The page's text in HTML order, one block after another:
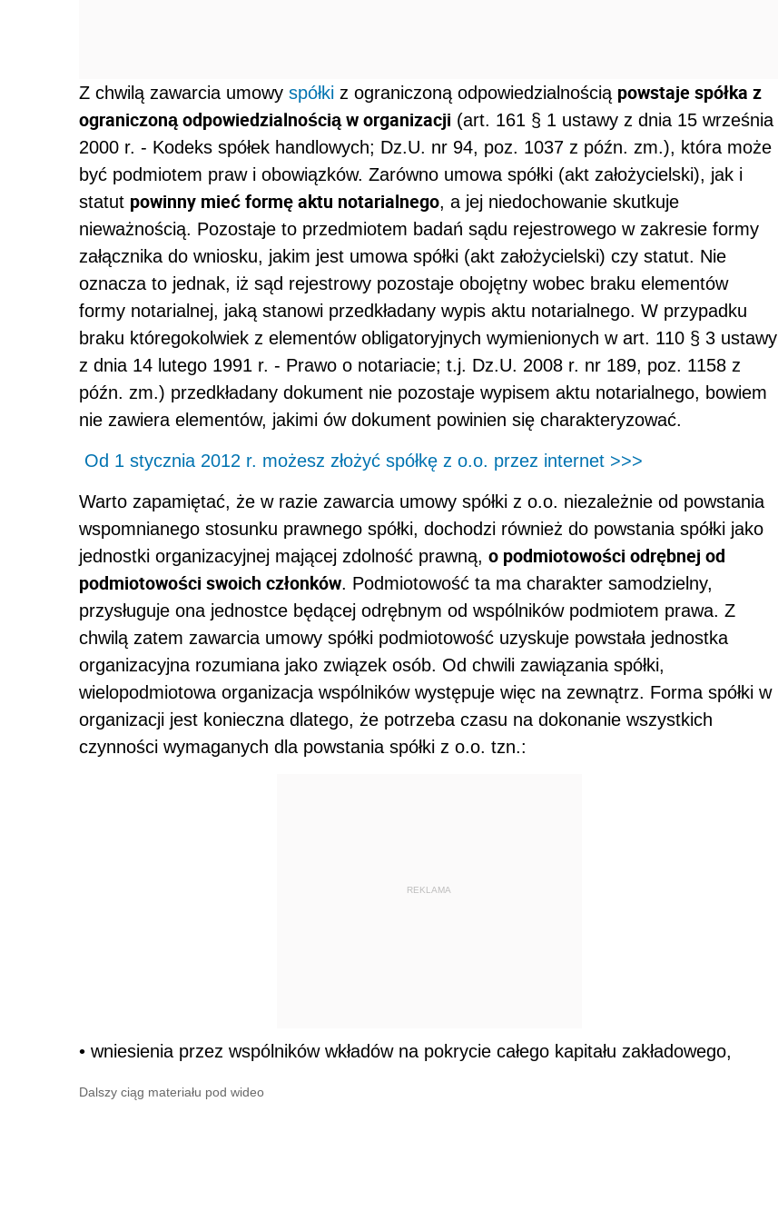
Z chwilą zawarcia umowy spółki z ograniczoną odpowiedzialnością powstaje spółka z
ograniczoną odpowiedzialnością w organizacji (art. 161 § 1 ustawy z dnia 15 września
2000 r. - Kodeks spółek handlowych; Dz.U. nr 94, poz. 1037 z późn. zm.), która może
być podmiotem praw i obowiązków. Zarówno umowa spółki (akt założycielski), jak i
statut powinny mieć formę aktu notarialnego, a jej niedochowanie skutkuje
nieważnością. Pozostaje to przedmiotem badań sądu rejestrowego w zakresie formy
załącznika do wniosku, jakim jest umowa spółki (akt założycielski) czy statut. Nie
oznacza to jednak, iż sąd rejestrowy pozostaje obojętny wobec braku elementów
formy notarialnej, jaką stanowi przedkładany wypis aktu notarialnego. W przypadku
braku któregokolwiek z elementów obligatoryjnych wymienionych w art. 110 § 3 ustawy
z dnia 14 lutego 1991 r. - Prawo o notariacie; t.j. Dz.U. 2008 r. nr 189, poz. 1158 z
późn. zm.) przedkładany dokument nie pozostaje wypisem aktu notarialnego, bowiem
nie zawiera elementów, jakimi ów dokument powinien się charakteryzować.
Od 1 stycznia 2012 r. możesz złożyć spółkę z o.o. przez internet >>>
Warto zapamiętać, że w razie zawarcia umowy spółki z o.o. niezależnie od powstania
wspomnianego stosunku prawnego spółki, dochodzi również do powstania spółki jako
jednostki organizacyjnej mającej zdolność prawną, o podmiotowości odrębnej od
podmiotowości swoich członków. Podmiotowość ta ma charakter samodzielny,
przysługuje ona jednostce będącej odrębnym od wspólników podmiotem prawa. Z
chwilą zatem zawarcia umowy spółki podmiotowość uzyskuje powstała jednostka
organizacyjna rozumiana jako związek osób. Od chwili zawiązania spółki,
wielopodmiotowa organizacja wspólników występuje więc na zewnątrz. Forma spółki w
organizacji jest konieczna dlatego, że potrzeba czasu na dokonanie wszystkich
czynności wymaganych dla powstania spółki z o.o. tzn.:
REKLAMA
• wniesienia przez wspólników wkładów na pokrycie całego kapitału zakładowego,
Dalszy ciąg materiału pod wideo